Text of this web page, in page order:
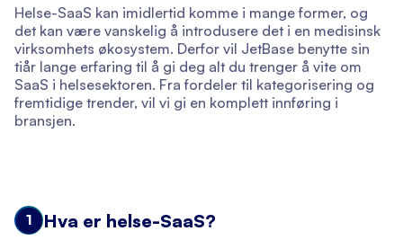
Helse-SaaS kan imidlertid komme i mange former, og
det kan være vanskelig å introdusere det i en medisinsk
virksomhets økosystem. Derfor vil JetBase benytte sin
tiår lange erfaring til å gi deg alt du trenger å vite om
SaaS i helsesektoren. Fra fordeler til kategorisering og
fremtidige trender, vil vi gi en komplett innføring i
bransjen.
1 Hva er helse-SaaS?